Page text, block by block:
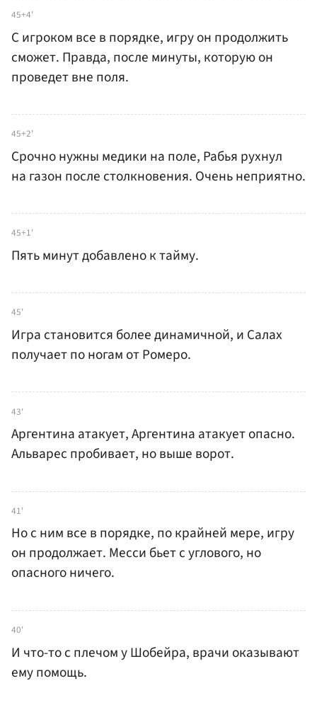
45+4'
С игроком все в порядке, игру он продолжить
сможет. Правда, после минуты, которую он
проведет вне поля.
45+2'
Срочно нужны медики на поле, Рабья рухнул
на газон после столкновения. Очень неприятно.
45+1'
Пять минут добавлено к тайму.
45'
Игра становится более динамичной, и Салах
получает по ногам от Ромеро.
43'
Аргентина атакует, Аргентина атакует опасно.
Альварес пробивает, но выше ворот.
41'
Но с ним все в порядке, по крайней мере, игру
он продолжает. Месси бьет с углового, но
опасного ничего.
40'
И что-то с плечом у Шобейра, врачи оказывают
ему помощь.